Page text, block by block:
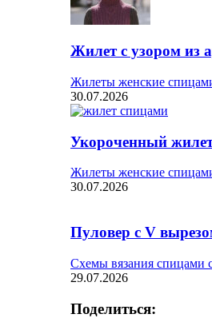
Жилет с узором из
Жилеты женские
30.07.2026
Укороченный
Жилеты женские
30.07.2026
Пуловер с V
Схемы вязания спицами
29.07.2026
Поделиться: